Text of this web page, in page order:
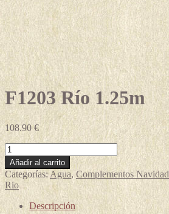
F1203 Río 1.25m
108.90€
F1203
Río
1.25m
cantidad
Añadir al carrito
Categorías:Agua, Complementos Navidad
Rio
Descripción